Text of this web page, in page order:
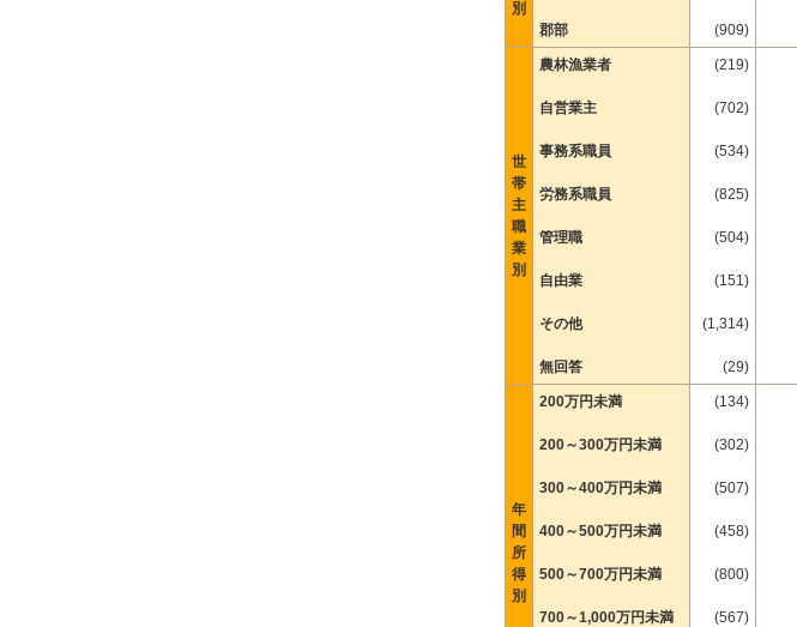
別
郡部 (909)
世
帯
主
職
業
別
農林漁業者
自営業主
事務系職員
労務系職員
管理職
自由業
その他
無回答
(219)
(702)
(534)
(825)
(504)
(151)
(1,314)
(29)
年
間
所
得
別
200万円未満
200～300万円未満
300～400万円未満
400～500万円未満
500～700万円未満
700～1,000万円未満
(134)
(302)
(507)
(458)
(800)
(567)